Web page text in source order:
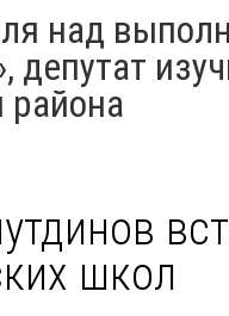
над
депутат
района
школ